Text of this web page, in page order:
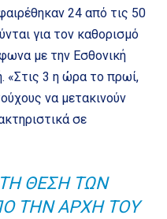
24 από τις 50
για τον καθορισμό
με την Εσθονική
«Στις 3 η ώρα το πρωί,
να μετακινούν
σε
ΘΈΣΗ ΤΩΝ
ΤΗΝ ΑΡΧΉ ΤΟΥ